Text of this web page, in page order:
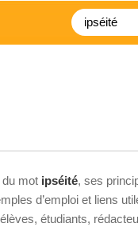
mot ipséité, ses
d’emploi et liens
étudiants,